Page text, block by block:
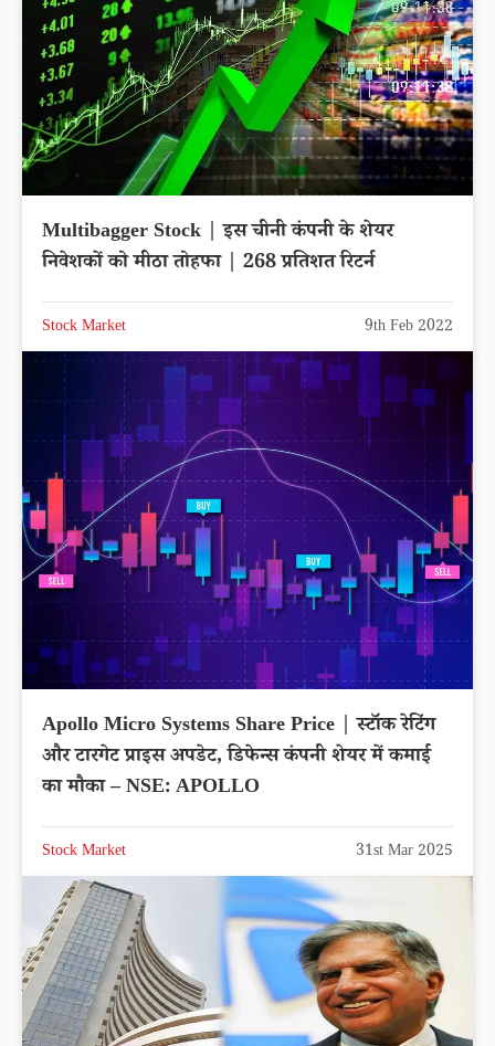
Multibagger Stock | इस चीनी कंपनी के शेयर
निवेशकों को मीठा तोहफा | 268 प्रतिशत रिटर्न
Stock Market 9th Feb 2022
Apollo Micro Systems Share Price | स्टॉक रेटिंग
और टारगेट प्राइस अपडेट, डिफेन्स कंपनी शेयर में कमाई
का मौका – NSE: APOLLO
Stock Market 31st Mar 2025